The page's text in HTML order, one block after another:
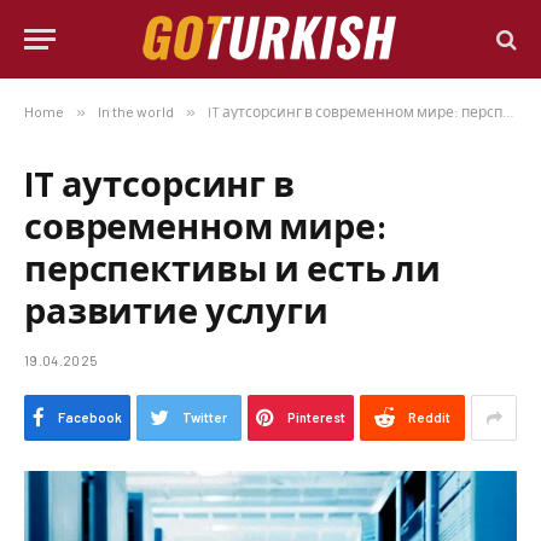
Home » In the world » IT аутсорсинг в современном мире: перспективы и есть ли развитие услуги
IT аутсорсинг в
современном мире:
перспективы и есть ли
развитие услуги
19.04.2025
Facebook Twitter Pinterest Reddit